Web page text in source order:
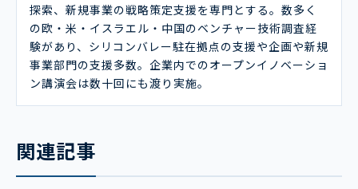
探索、新規事業の戦略策定支援を専門とする。数多く
の欧・米・イスラエル・中国のベンチャー技術調査経
験があり、シリコンバレー駐在拠点の支援や企画や新規
事業部門の支援多数。企業内でのオープンイノベーショ
ン講演会は数十回にも渡り実施。
関連記事